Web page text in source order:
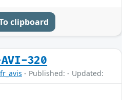
clipboard
AVI-320
- Published: - Updated: